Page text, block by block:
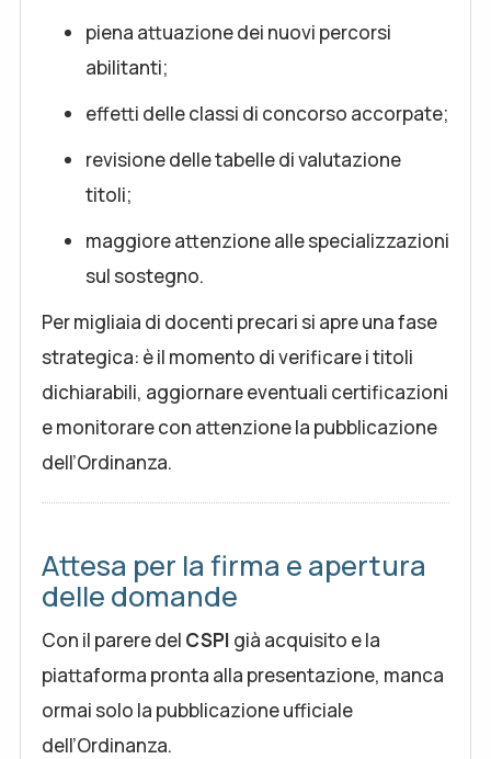
piena attuazione dei nuovi percorsi
abilitanti;
effetti delle classi di concorso accorpate;
revisione delle tabelle di valutazione
titoli;
maggiore attenzione alle specializzazioni
sul sostegno.
Per migliaia di docenti precari si apre una fase
strategica: è il momento di verificare i titoli
dichiarabili, aggiornare eventuali certificazioni
e monitorare con attenzione la pubblicazione
dell’Ordinanza.
Attesa per la firma e apertura
delle domande
Con il parere del CSPI già acquisito e la
piattaforma pronta alla presentazione, manca
ormai solo la pubblicazione ufficiale
dell’Ordinanza.